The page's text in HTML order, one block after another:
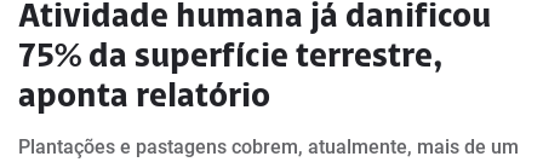
Atividade humana já danificou
75% da superfície terrestre,
aponta relatório
Plantações e pastagens cobrem, atualmente, mais de um